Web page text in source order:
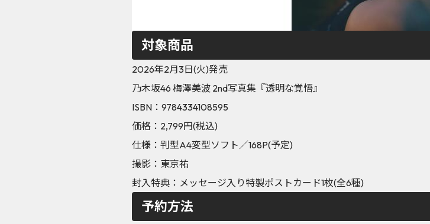
対象商品
2026年2月3日(火)発売
乃木坂46 梅澤美波 2nd写真集『透明な覚悟』
ISBN：9784334108595
価格：2,799円(税込)
仕様：判型A4変型ソフト／168P(予定)
撮影：東京祐
封入特典：メッセージ入り特製ポストカード1枚(全6種)
予約方法